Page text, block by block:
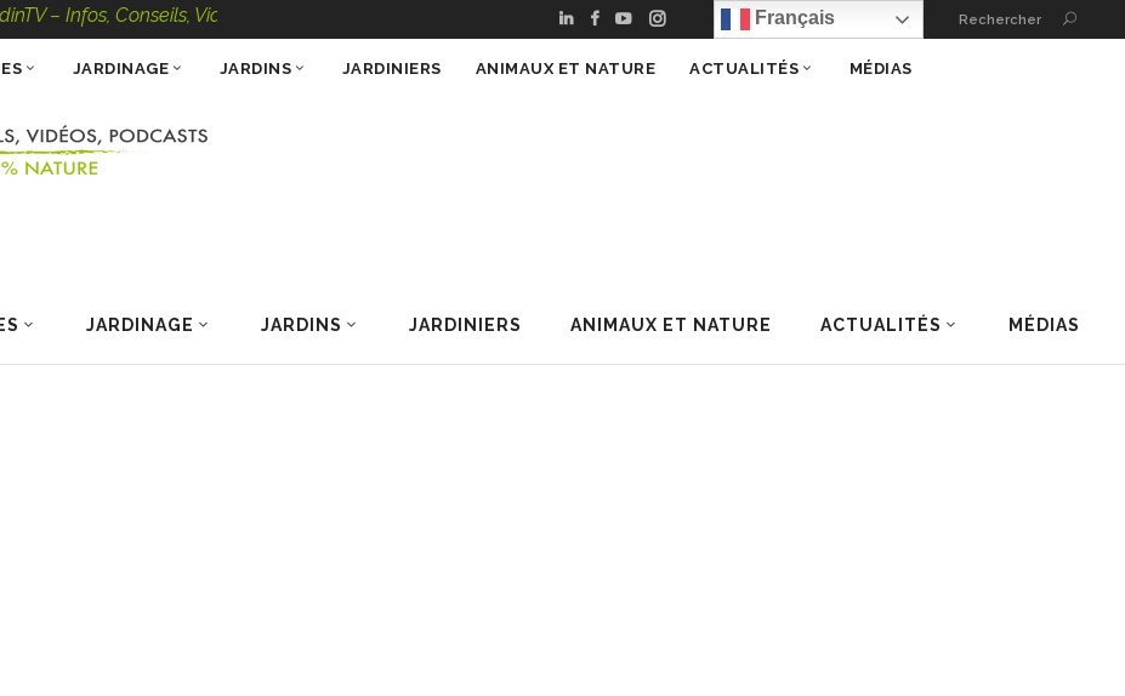
Conseils, Vidéos, Podcasts – 100 % Nature Français Rechercher
JARDINAGE JARDINS JARDINIERS ANIMAUX ET NATURE ACTUALITÉS MÉDIAS
JARDINAGE JARDINS JARDINIERS ANIMAUX ET NATURE ACTUALITÉS MÉDIAS